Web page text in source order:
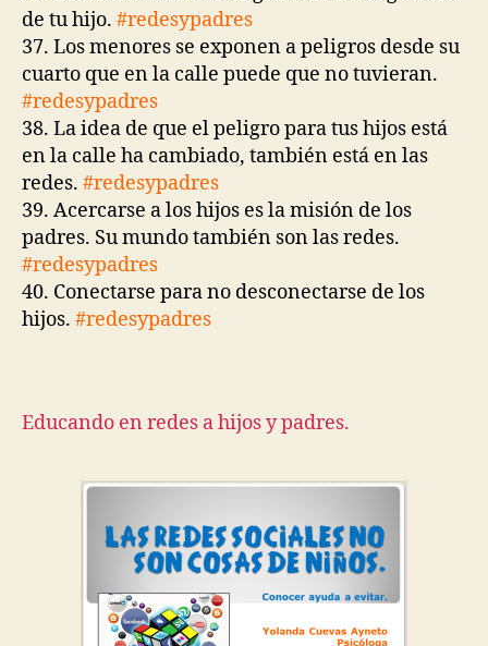
de tu hijo. #redesypadres
37. Los menores se exponen a peligros desde su
cuarto que en la calle puede que no tuvieran.
#redesypadres
38. La idea de que el peligro para tus hijos está
en la calle ha cambiado, también está en las
redes. #redesypadres
39. Acercarse a los hijos es la misión de los
padres. Su mundo también son las redes.
#redesypadres
40. Conectarse para no desconectarse de los
hijos. #redesypadres
Educando en redes a hijos y padres.